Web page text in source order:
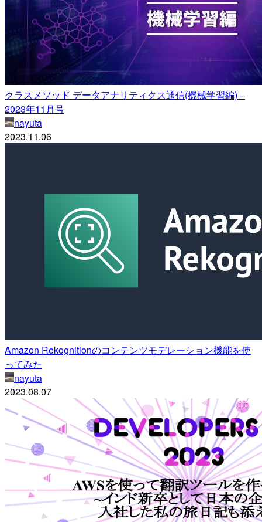
クラスメソッド データアナリティクス通信(機械学習編) –
2023年11月号
nayuta
2023.11.06
Amazon Rekognitionのコンテンツモデレーション機能を使
ってみた
nayuta
2023.08.07